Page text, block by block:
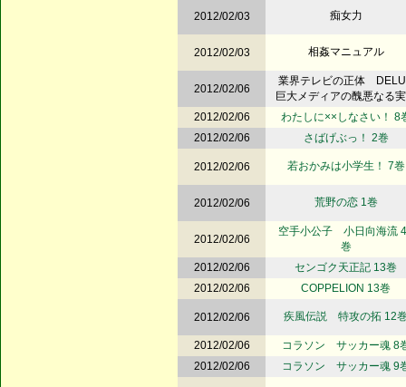
2012/02/03 痴女力
2012/02/03 相姦マニュアル
2012/02/06
業界テレビの正体
巨大メディアの醜悪なる
2012/02/06
わたしに××しなさい！ 8
2012/02/06
さばげぶっ！ 2巻
2012/02/06 若おかみは小学生！ 7巻
2012/02/06 荒野の恋 1巻
2012/02/06
空手小公子 小日向海流
巻
2012/02/06
センゴク天正記 13巻
2012/02/06
COPPELION 13巻
2012/02/06 疾風伝説 特攻の拓 12
2012/02/06
コラソン サッカー魂 8
2012/02/06
コラソン サッカー魂 9